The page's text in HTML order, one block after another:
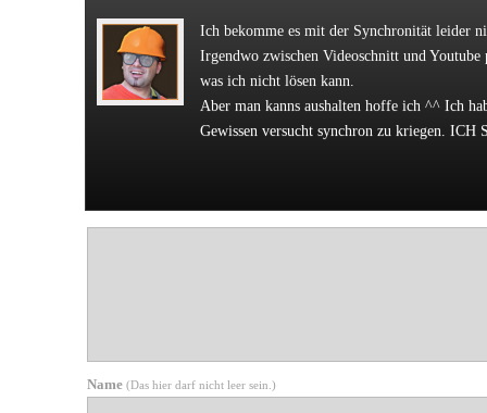
Ich bekomme es mit der Synchronität leider
Irgendwo zwischen Videoschnitt und Youtube
was ich nicht lösen kann.
Aber man kanns aushalten hoffe ich ^^ Ich
Gewissen versucht synchron zu kriegen. ICH
Name (Das hier darf nicht leer sein.)